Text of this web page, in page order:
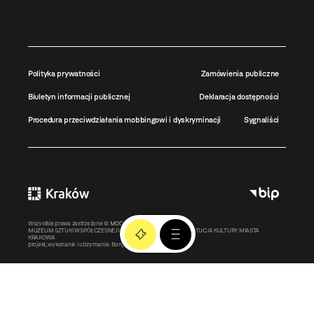
Polityka prywatności Zamówienia publiczne
Biuletyn informacji publicznej Deklaracja dostępności
Procedura przeciwdziałania mobbingowi i dyskryminacji Sygnaliści
Wszystkie prawa zastrzeżone © MOCAK2011-2026
MUZEUM SZTUKI WSPÓŁCZESNEJ W KRAKOWIE MOCAK – INSTYTUCJA KULTURY MIASTA
KRAKOWA
projekt, wykonanie i utrzymanie: Bonjour.pl